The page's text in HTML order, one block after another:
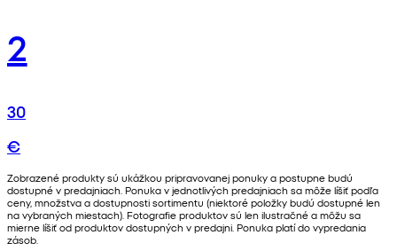
2
30
€
Zobrazené produkty sú ukážkou pripravovanej ponuky a postupne budú
dostupné v predajniach. Ponuka v jednotlivých predajniach sa môže líšiť podľa
ceny, množstva a dostupnosti sortimentu (niektoré položky budú dostupné len
na vybraných miestach). Fotografie produktov sú len ilustračné a môžu sa
mierne líšiť od produktov dostupných v predajni. Ponuka platí do vypredania
zásob.